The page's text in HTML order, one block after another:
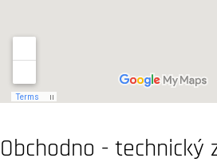
Obchodno - technický